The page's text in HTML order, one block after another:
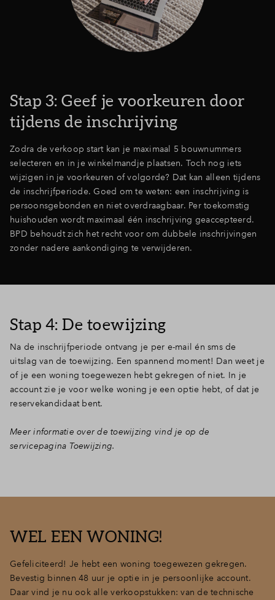
Stap 3: Geef je voorkeuren door
tijdens de inschrijving
Zodra de verkoop start kan je maximaal 5 bouwnummers
selecteren en in je winkelmandje plaatsen. Toch nog iets
wijzigen in je voorkeuren of volgorde? Dat kan alleen tijdens
de inschrijfperiode. Goed om te weten: een inschrijving is
persoonsgebonden en niet overdraagbaar. Per toekomstig
huishouden wordt maximaal één inschrijving geaccepteerd.
BPD behoudt zich het recht voor om dubbele inschrijvingen
zonder nadere aankondiging te verwijderen.
Stap 4: De toewijzing
Na de inschrijfperiode ontvang je per e-mail én sms de
uitslag van de toewijzing. Een spannend moment! Dan weet je
of je een woning toegewezen hebt gekregen of niet. In je
account zie je voor welke woning je een optie hebt, of dat je
reservekandidaat bent.
Meer informatie over de toewijzing vind je op de
servicepagina Toewijzing.
WEL EEN WONING!
Gefeliciteerd! Je hebt een woning toegewezen gekregen.
Bevestig binnen 48 uur je optie in je persoonlijke account.
Daar vind je nu ook alle verkoopstukken: van de technische